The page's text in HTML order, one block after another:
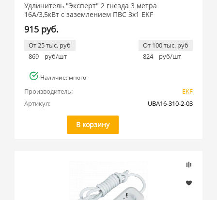
Удлинитель "Эксперт" 2 гнезда 3 метра
16А/3,5кВт с заземлением ПВС 3х1 EKF
915 руб.
От 25 тыс. руб
869
руб/шт
От 100 тыс. руб
824
руб/шт
Наличие: много
Производитель:
EKF
Артикул:
UBA16-310-2-03
В корзину